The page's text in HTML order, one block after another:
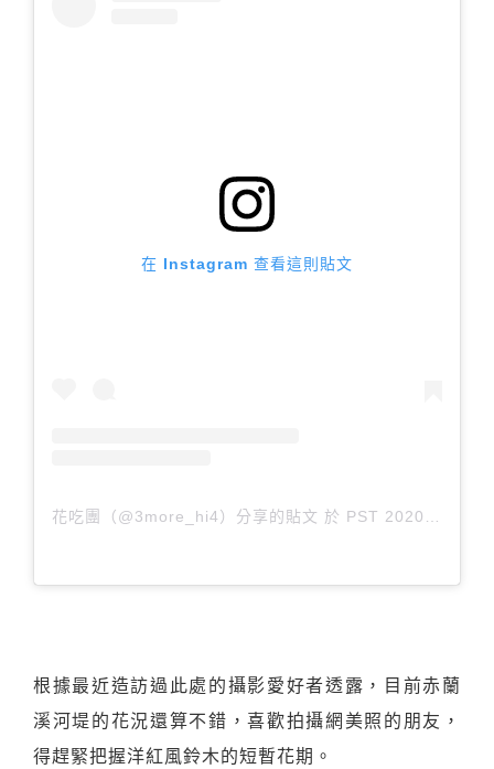
在 Instagram 查看這則貼文
花吃團（@3more_hi4）分享的貼文 於 PST 2020 年 2月 月 17 日 上午 8:15
根據最近造訪過此處的攝影愛好者透露，目前赤蘭
溪河堤的花況還算不錯，喜歡拍攝網美照的朋友，
得趕緊把握洋紅風鈴木的短暫花期。